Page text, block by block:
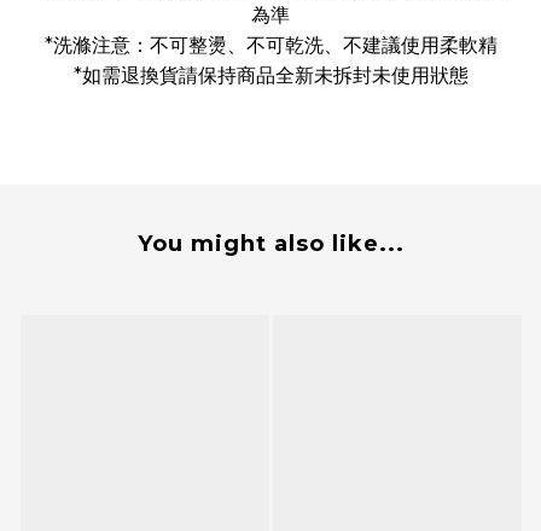
為準
*洗滌注意：不可整燙、不可乾洗、不建議使用柔軟精
*如需退換貨請保持商品全新未拆封未使用狀態
You might also like...